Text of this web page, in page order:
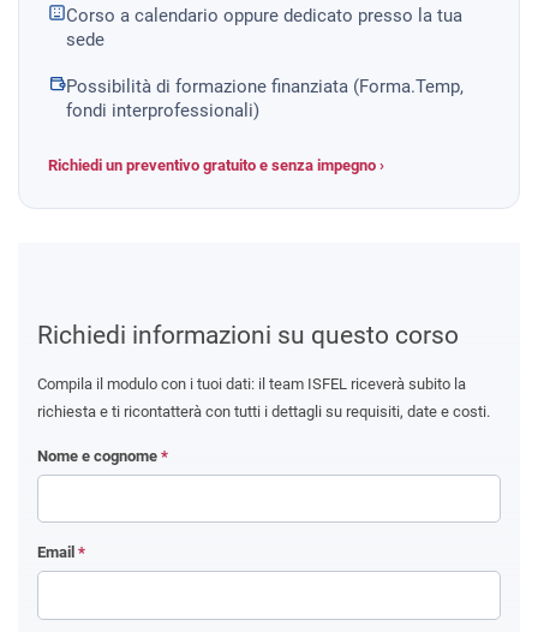
Corso a calendario oppure dedicato presso la tua
sede
Possibilità di formazione finanziata (Forma.Temp,
fondi interprofessionali)
Richiedi un preventivo gratuito e senza impegno ›
Richiedi informazioni su questo corso
Compila il modulo con i tuoi dati: il team ISFEL riceverà subito la
richiesta e ti ricontatterà con tutti i dettagli su requisiti, date e costi.
Nome e cognome *
Email *